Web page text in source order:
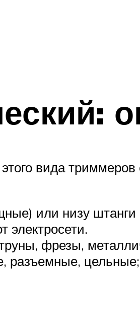
вида триммеров
или низу штанги
электросети.
фрезы,
разъемные, цельные;